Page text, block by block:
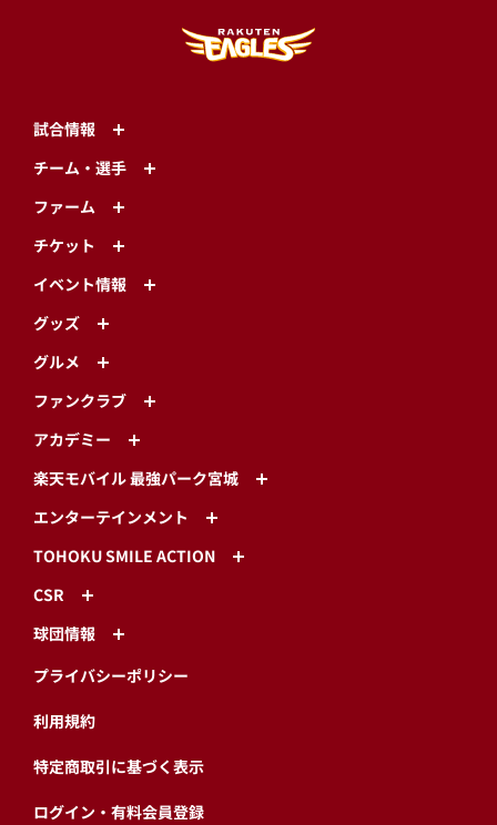
試合情報
チーム・選手
ファーム
チケット
イベント情報
グッズ
グルメ
ファンクラブ
アカデミー
楽天モバイル 最強パーク宮城
エンターテインメント
TOHOKU SMILE ACTION
CSR
球団情報
プライバシーポリシー
利用規約
特定商取引に基づく表示
ログイン・有料会員登録